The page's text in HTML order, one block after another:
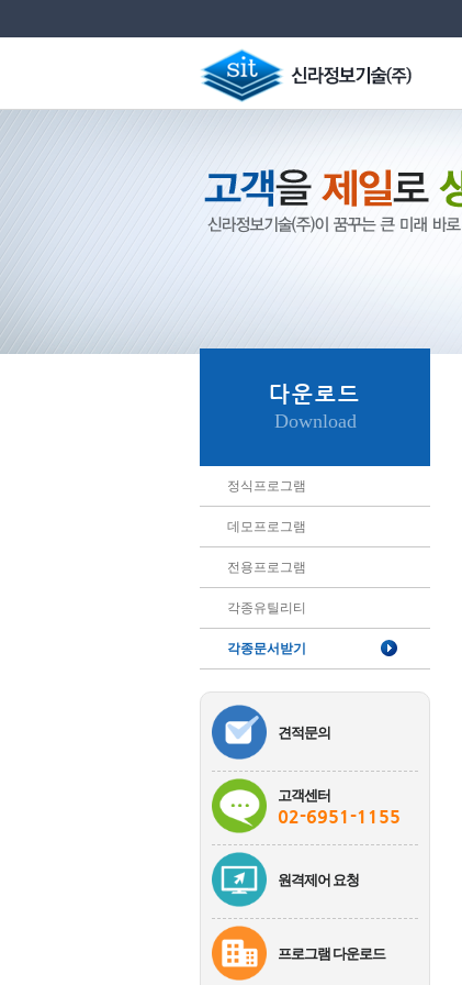
다운로드
Download
정식프로그램
데모프로그램
전용프로그램
각종유틸리티
각종문서받기
견적문의
고객센터
02-6951-1155
원격제어 요청
프로그램 다운로드